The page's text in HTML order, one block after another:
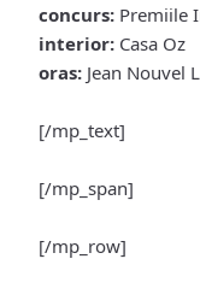
concurs: Premiile
interior: Casa Oz
oras: Jean Nouvel
[/mp_text]
[/mp_span]
[/mp_row]